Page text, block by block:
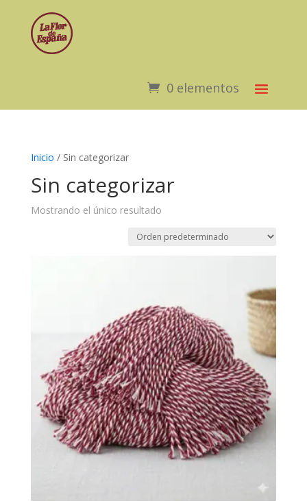
0 elementos
Inicio / Sin categorizar
Sin categorizar
Mostrando el único resultado